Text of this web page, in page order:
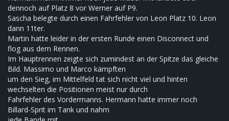
dennoch auf Platz 8 vor Werner auf P9.
Sascha belegte durch einen Fahrfehler von Leon Platz 10. Leon
dann 11ter.
Martin hatte leider in der ersten Runde einen Disconnect und
flog aus dem Rennen.
Im Hauptrennen zeigte sich zumindest an der Spitze das gleiche
Bild. Massimo und Marco kämpften
um den Sieg, im Mittelfeld tat sich nicht viel und hinten
wechselten die Positionen meist nur durch
Fahrfehler des Vordermanns. Hermann hatte immer noch
Billard-Sprit im Tank und nahm